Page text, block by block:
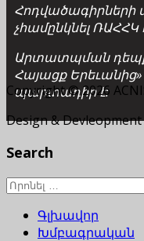
Հոդվածագիրների
չհամընկնել ՌԱՀՀԿ
Արտատպման
Հայացք
պարտադիր է:
Copyright © 2026
Design &
Search
Գլխավոր
Խմբագրական